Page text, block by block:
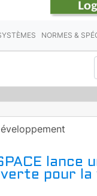
NORMES &
lance
pour